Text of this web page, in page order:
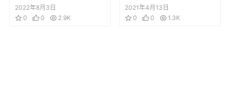
2022年8月3日
0
0 2.9K
集
2021年4月13日
0
0 1.3K